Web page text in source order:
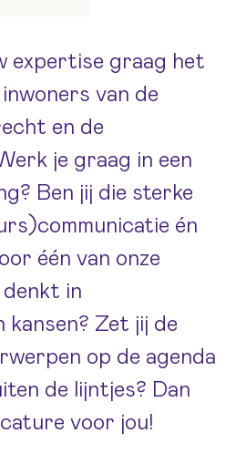
expertise graag het
van de
en de
je graag in een
Ben jij die sterke
én
één van onze
in
kansen? Zet jij de
op de agenda
de lijntjes? Dan
voor jou!